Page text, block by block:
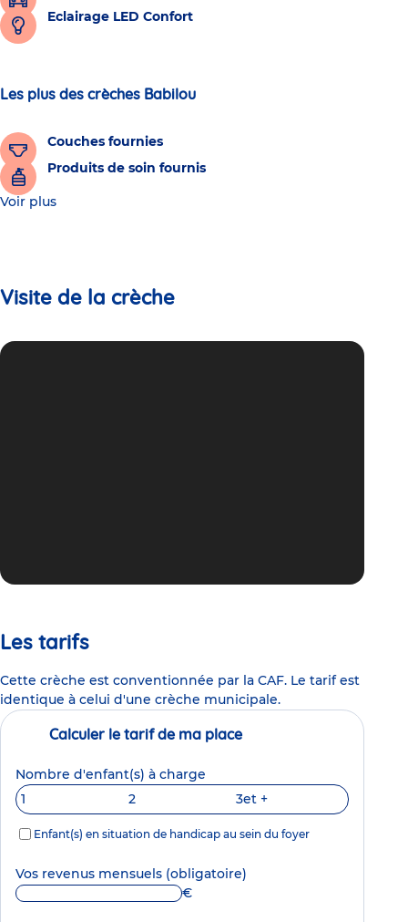
Eclairage LED Confort
Les plus des crèches Babilou
Couches fournies
Produits de soin fournis
Voir plus
Visite de la crèche
Les tarifs
Cette crèche est conventionnée par la CAF. Le tarif est
identique à celui d'une crèche municipale.
Calculer le tarif de ma place
Nombre d'enfant(s) à charge
1
2 3et +
Enfant(s) en situation de handicap au sein du foyer
Vos revenus mensuels (obligatoire)
€